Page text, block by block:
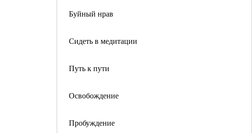
Буйный нрав
Сидеть в медитации
Путь к пути
Освобождение
Пробуждение